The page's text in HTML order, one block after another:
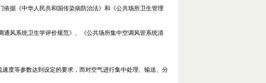
据《中华人民共和国传染病防治法》和《公共场所卫生管理
通风系统卫生学评价规范》、《公共场所集中空调风管系统清
等参数达到设定的要求，而对空气进行集中处理、输送、分